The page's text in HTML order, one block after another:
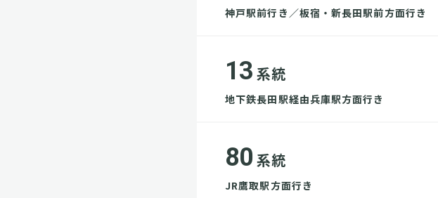
神戸駅前行き／板宿・新長田駅前方面行き
13 系統
地下鉄長田駅経由兵庫駅方面行き
80 系統
JR鷹取駅方面行き